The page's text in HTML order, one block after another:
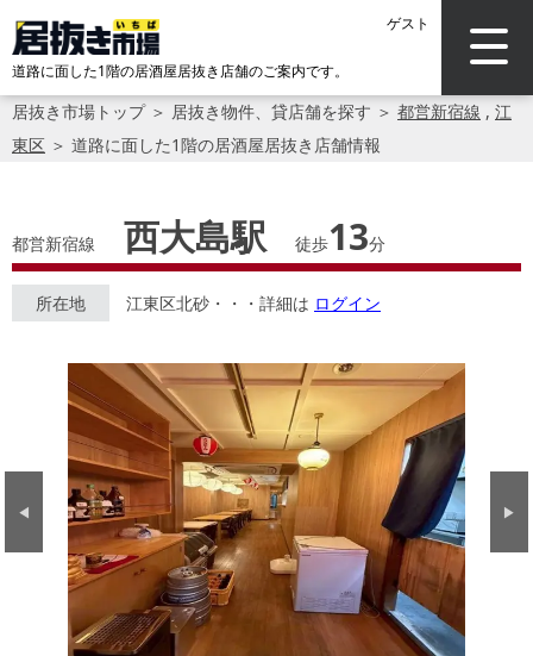
ゲスト
道路に面した1階の居酒屋居抜き店舗のご案内です。
居抜き市場トップ＞ 居抜き物件、貸店舗を探す ＞ 都営新宿線 , 江
東区 ＞ 道路に面した1階の居酒屋居抜き店舗情報
都営新宿線 西大島駅 徒歩13分
所在地 江東区北砂・・・詳細は ログイン
Previous Next